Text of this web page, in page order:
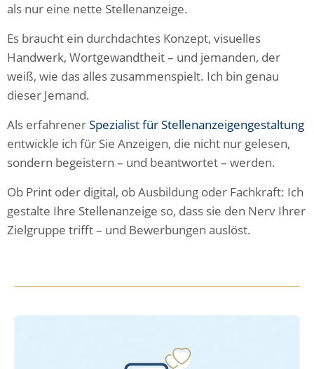
als nur eine nette Stellenanzeige.
Es braucht ein durchdachtes Konzept, visuelles
Handwerk, Wortgewandtheit – und jemanden, der
weiß, wie das alles zusammenspielt. Ich bin genau
dieser Jemand.
Als erfahrenerSpezialist für Stellenanzeigengestaltung
entwickle ich für Sie Anzeigen, die nicht nur gelesen,
sondern begeistern – und beantwortet – werden.
Ob Print oder digital, ob Ausbildung oder Fachkraft: Ich
gestalte Ihre Stellenanzeige so, dass sie den Nerv Ihrer
Zielgruppe trifft – und Bewerbungen auslöst.